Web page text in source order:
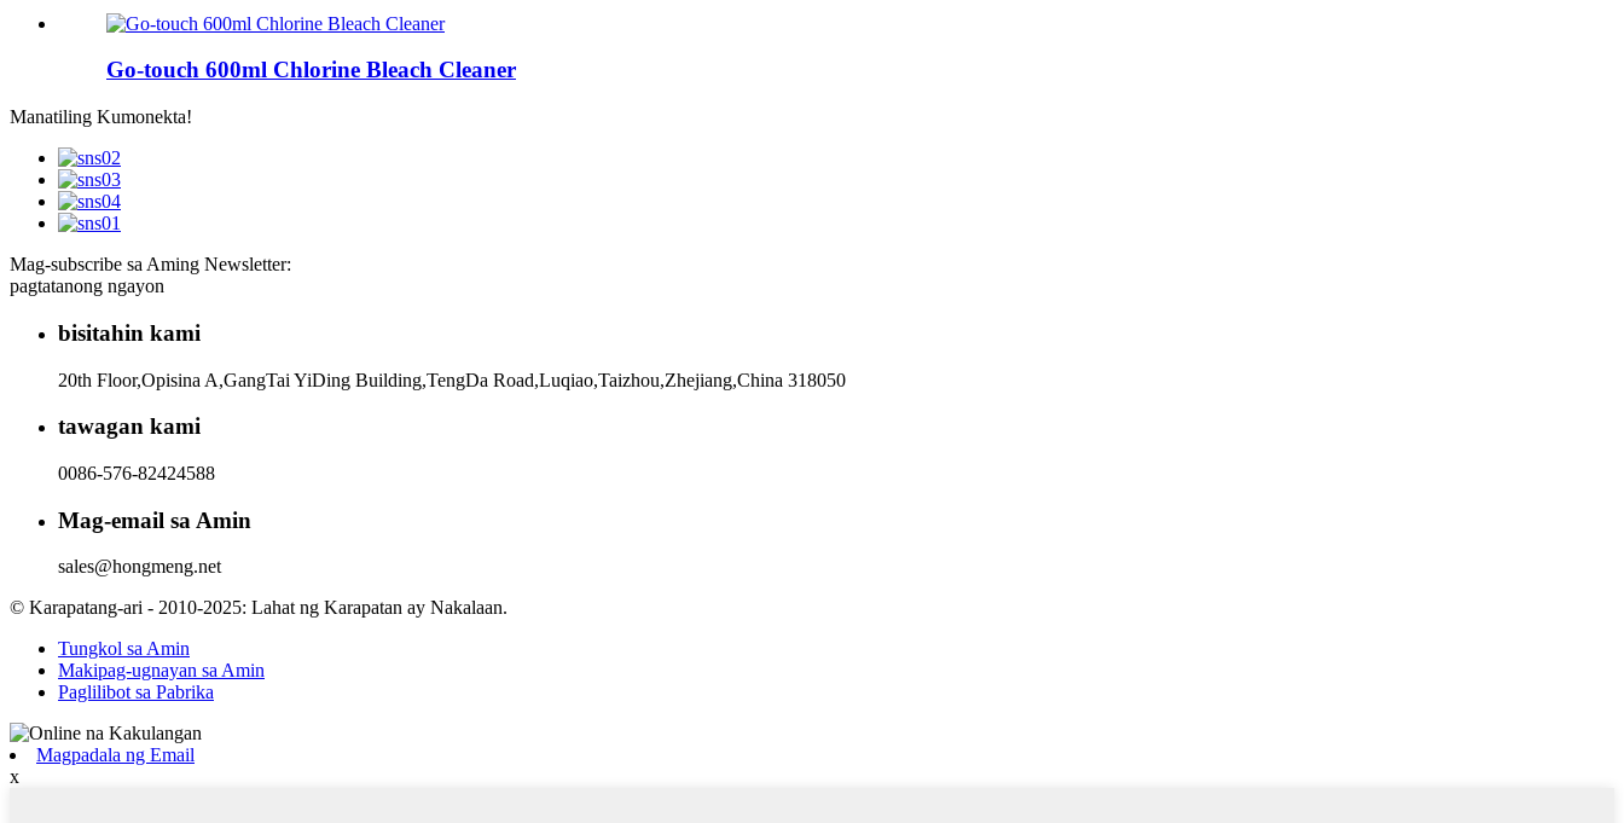
Go-touch 600ml Chlorine Bleach Cleaner
Manatiling Kumonekta!
Mag-subscribe sa Aming Newsletter:
pagtatanong ngayon
bisitahin kami
20th Floor,Opisina A,GangTai YiDing Building,TengDa Road,Luqiao,Taizhou,Zhejiang,China 318050
tawagan kami
0086-576-82424588
Mag-email sa Amin
sales@hongmeng.net
© Karapatang-ari - 2010-2025: Lahat ng Karapatan ay Nakalaan.
Tungkol sa Amin
Makipag-ugnayan sa Amin
Paglilibot sa Pabrika
Magpadala ng Email
x